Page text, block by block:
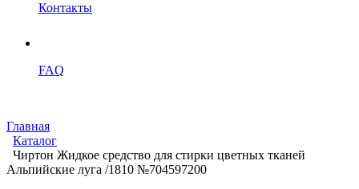
Контакты
FAQ
Главная
Каталог
Чиртон Жидкое средство для стирки цветных тканей
Альпийские луга /1810 №704597200